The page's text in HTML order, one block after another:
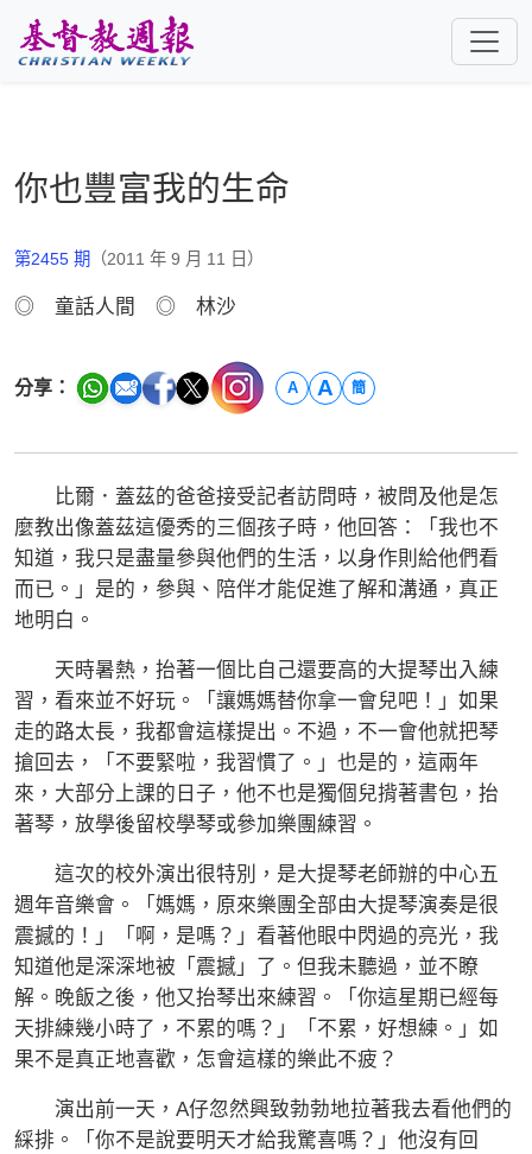
你也豐富我的生命
第2455 期 （2011 年 9 月 11 日）
◎ 童話人間 ◎ 林沙
分享： A A 簡
比爾．蓋茲的爸爸接受記者訪問時，被問及他是怎
麼教出像蓋茲這優秀的三個孩子時，他回答：「我也不
知道，我只是盡量參與他們的生活，以身作則給他們看
而已。」是的，參與、陪伴才能促進了解和溝通，真正
地明白。
天時暑熱，抬著一個比自己還要高的大提琴出入練
習，看來並不好玩。「讓媽媽替你拿一會兒吧！」如果
走的路太長，我都會這樣提出。不過，不一會他就把琴
搶回去，「不要緊啦，我習慣了。」也是的，這兩年
來，大部分上課的日子，他不也是獨個兒揹著書包，抬
著琴，放學後留校學琴或參加樂團練習。
這次的校外演出很特別，是大提琴老師辦的中心五
週年音樂會。「媽媽，原來樂團全部由大提琴演奏是很
震撼的！」「啊，是嗎？」看著他眼中閃過的亮光，我
知道他是深深地被「震撼」了。但我未聽過，並不瞭
解。晚飯之後，他又抬琴出來練習。「你這星期已經每
天排練幾小時了，不累的嗎？」「不累，好想練。」如
果不是真正地喜歡，怎會這樣的樂此不疲？
演出前一天，A仔忽然興致勃勃地拉著我去看他們的
綵排。「你不是說要明天才給我驚喜嗎？」他沒有回